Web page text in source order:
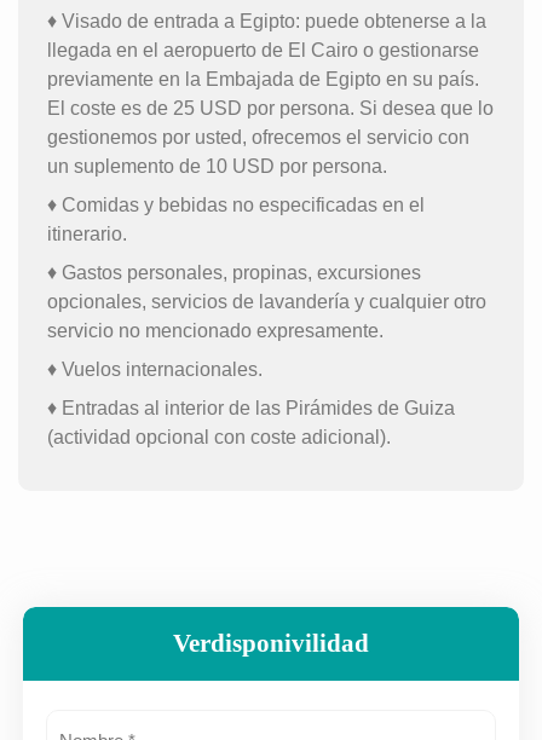
♦ Visado de entrada a Egipto: puede obtenerse a la
llegada en el aeropuerto de El Cairo o gestionarse
previamente en la Embajada de Egipto en su país.
El coste es de 25 USD por persona. Si desea que lo
gestionemos por usted, ofrecemos el servicio con
un suplemento de 10 USD por persona.
♦ Comidas y bebidas no especificadas en el
itinerario.
♦ Gastos personales, propinas, excursiones
opcionales, servicios de lavandería y cualquier otro
servicio no mencionado expresamente.
♦ Vuelos internacionales.
♦ Entradas al interior de las Pirámides de Guiza
(actividad opcional con coste adicional).
Verdisponivilidad